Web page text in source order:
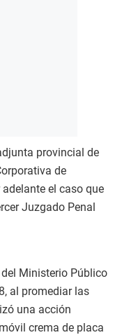
provincial de
de
el caso que
Juzgado Penal
Ministerio Público
al promediar las
una acción
crema de placa